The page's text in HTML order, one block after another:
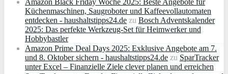
Küchenmaschinen, Saugroboter und Kaffeevollautomaten
entdecken - haushaltstipps24.de zu Bosch Adventskalender
2025: Das perfekte Werkzeug-Set für Heimwerker und
Hobbybastler
Amazon Prime Deal Days 2025: Exklusive Angebote am 7.
und 8. Oktober sichern - haushaltstipps24.de zu SparTracker
unter Excel – Finanzielle Ziele clever planen und erreichen